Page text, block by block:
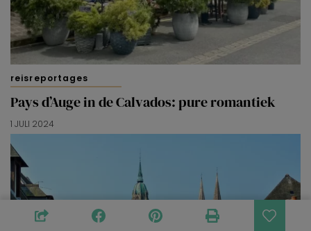
reisreportages
Pays d’Auge in de Calvados: pure romantiek
1 JULI 2024